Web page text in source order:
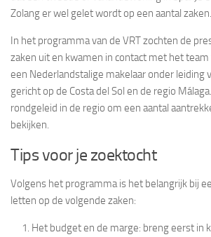
Zolang er wel gelet wordt op een aantal zaken.
In het programma van de VRT zochten de
zaken uit en kwamen in contact met het team
een Nederlandstalige makelaar onder leiding
gericht op de Costa del Sol en de regio
rondgeleid in de regio om een aantal
bekijken.
Tips voor je zoektocht
Volgens het programma is het belangrijk bij
letten op de volgende zaken:
Het budget en de marge: breng eerst in